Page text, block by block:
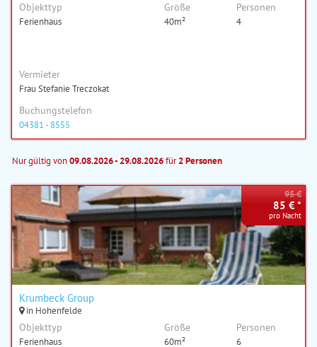
Objekttyp
Ferienhaus
Größe
40m²
Personen
4
Vermieter
Frau Stefanie Treczokat
Buchungstelefon
04381 - 8555
Nur gültig von09.08.2026 - 29.08.2026für2 Personen
Krumbeck Group
in Hohenfelde
Objekttyp
Ferienhaus
Größe
60m²
Personen
6
95 €
85 € *
pro Nacht